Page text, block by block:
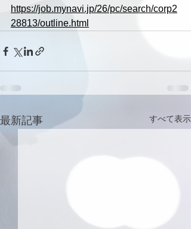
https://job.mynavi.jp/26/pc/search/corp2
28813/outline.html
最新記事 すべて表示